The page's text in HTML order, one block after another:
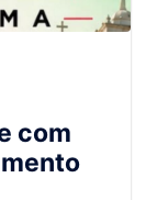
com